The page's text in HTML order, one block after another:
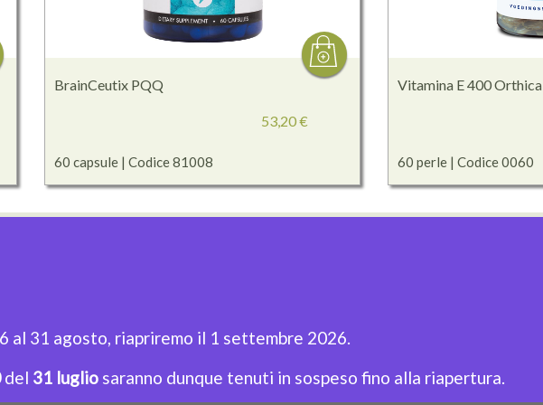
BrainCeutix PQQ
60 capsule | Codice 81008
53,20 €
Vitamina E 400 Orthica
60 perle | Codice 0060
al 31 agosto, riapriremo il 1 settembre 2026.
del 31 luglio saranno dunque tenuti in sospeso fino alla riapertura.